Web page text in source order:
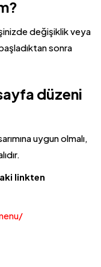
değişiklik veya
sonra
düzeni
uygun olmalı,
linkten